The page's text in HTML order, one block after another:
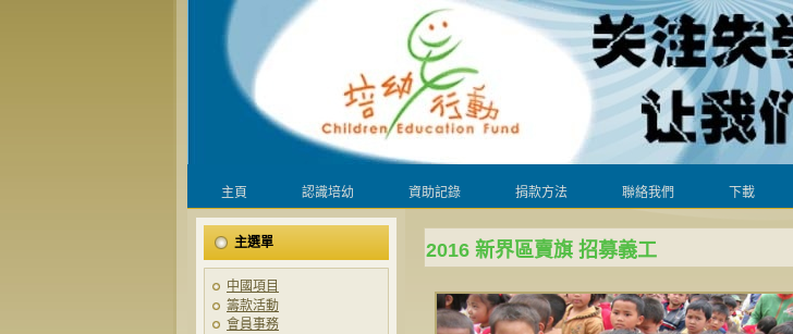
主頁 認識培幼 資助記錄 捐款方法 聯絡我們 下載
主選單
中國項目
籌款活動
會員事務
2016 新界區賣旗 招募義工